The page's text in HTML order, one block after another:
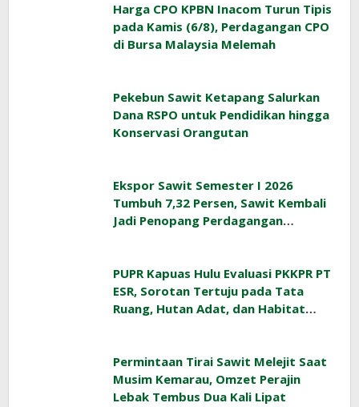
Harga CPO KPBN Inacom Turun Tipis
pada Kamis (6/8), Perdagangan CPO
di Bursa Malaysia Melemah
Pekebun Sawit Ketapang Salurkan
Dana RSPO untuk Pendidikan hingga
Konservasi Orangutan
Ekspor Sawit Semester I 2026
Tumbuh 7,32 Persen, Sawit Kembali
Jadi Penopang Perdagangan
PUPR Kapuas Hulu Evaluasi PKKPR PT
ESR, Sorotan Tertuju pada Tata
Ruang, Hutan Adat, dan Habitat
Permintaan Tirai Sawit Melejit Saat
Musim Kemarau, Omzet Perajin
Lebak Tembus Dua Kali Lipat